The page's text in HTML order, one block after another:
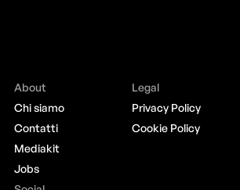
About
Chi siamo
Contatti
Mediakit
Jobs
Legal
Privacy Policy
Cookie Policy